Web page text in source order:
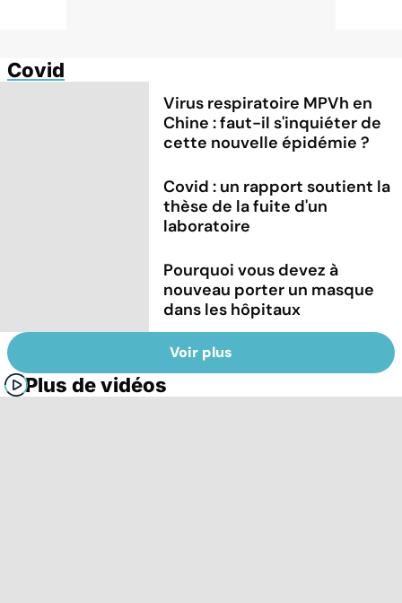
Covid
Virus respiratoire MPVh en
Chine : faut-il s'inquiéter de
cette nouvelle épidémie ?
Covid : un rapport soutient la
thèse de la fuite d'un
laboratoire
Pourquoi vous devez à
nouveau porter un masque
dans les hôpitaux
Voir plus
Plus de vidéos